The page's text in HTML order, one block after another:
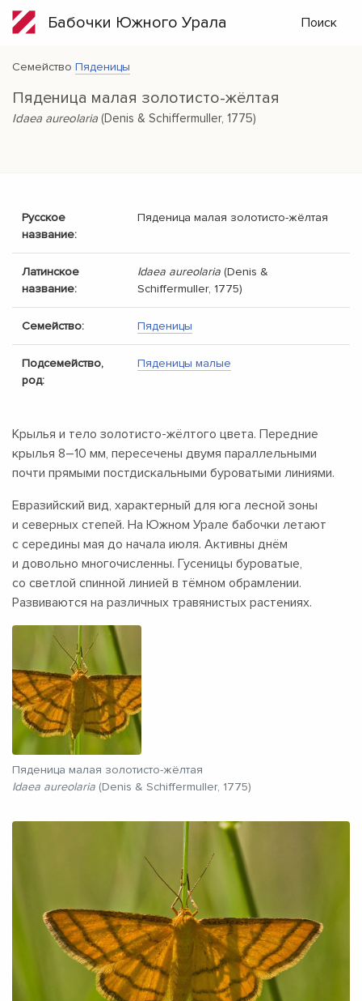
Бабочки Южного Урала Поиск
Семейство Пяденицы
Пяденица малая золотисто-жёлтая
Idaea aureolaria (Denis & Schiffermuller, 1775)
Русское
название:
Пяденица малая золотисто-жёлтая
Латинское
название:
Idaea aureolaria (Denis &
Schiffermuller, 1775)
Семейство: Пяденицы
Подсемейство,
род:
Пяденицы малые
Крылья и тело золотисто-жёлтого цвета. Передние
крылья 8–10 мм, пересечены двумя параллельными
почти прямыми постдискальными буроватыми линиями.
Евразийский вид, характерный для юга лесной зоны
и северных степей. На Южном Урале бабочки летают
с середины мая до начала июля. Активны днём
и довольно многочисленны. Гусеницы буроватые,
со светлой спинной линией в тёмном обрамлении.
Развиваются на различных травянистых растениях.
Пяденица малая золотисто-жёлтая
Idaea aureolaria (Denis & Schiffermuller, 1775)